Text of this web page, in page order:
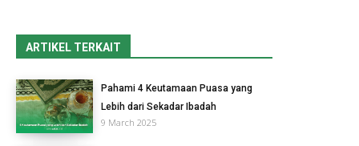
ARTIKEL TERKAIT
Pahami 4 Keutamaan Puasa yang
Lebih dari Sekadar Ibadah
9 March 2025